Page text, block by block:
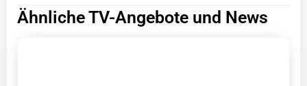
Ähnliche TV-Angebote und News